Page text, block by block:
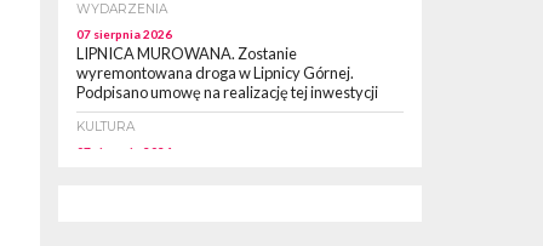
WYDARZENIA
07 sierpnia 2026
LIPNICA MUROWANA. Zostanie
wyremontowana droga w Lipnicy Górnej.
Podpisano umowę na realizację tej inwestycji
KULTURA
07 sierpnia 2026